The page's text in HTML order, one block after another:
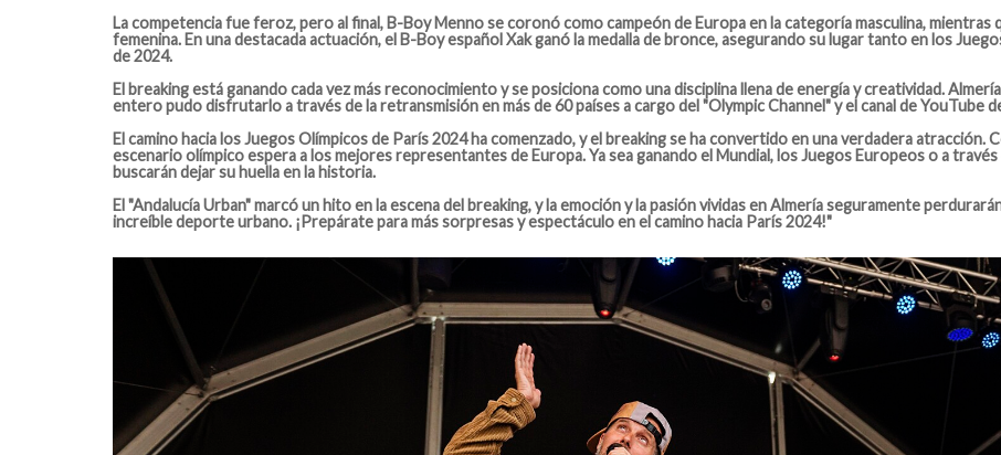
La competencia fue feroz, pero al final, B-Boy Menno se coronó como campeón de Europa en la categoría masculina,
femenina. En una destacada actuación, el B-Boy español Xak ganó la medalla de bronce, asegurando su lugar tanto en los
de 2024.
El breaking está ganando cada vez más reconocimiento y se posiciona como una disciplina llena de energía y creatividad.
entero pudo disfrutarlo a través de la retransmisión en más de 60 países a cargo del "Olympic Channel" y el canal de YouTube
El camino hacia los Juegos Olímpicos de París 2024 ha comenzado, y el breaking se ha convertido en una verdadera atracción.
escenario olímpico espera a los mejores representantes de Europa. Ya sea ganando el Mundial, los Juegos Europeos o a
buscarán dejar su huella en la historia.
El "Andalucía Urban" marcó un hito en la escena del breaking, y la emoción y la pasión vividas en Almería seguramente
increíble deporte urbano. ¡Prepárate para más sorpresas y espectáculo en el camino hacia París 2024!"